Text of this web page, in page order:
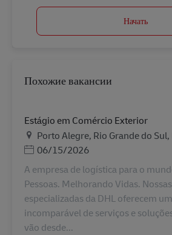
Начать
Похожие вакансии
Estágio em Comércio Exterior
Местоположение
Porto Alegre, Rio Grande do
Дата публикации
06/15/2026
A empresa de logística para o
Pessoas. Melhorando Vidas.
especializadas da DHL oferecem
incomparável de serviços e
vão desde...